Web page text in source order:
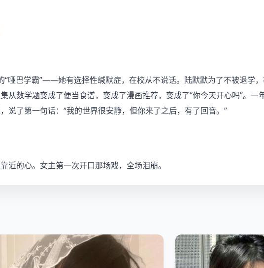
哑巴学霸”——她有选择性缄默症，在校从不说话。陆默默为了不被退学，
数学题变成了便当食谱，变成了漫画推荐，变成了“你今天开心吗”。一
了第一句话：“我的世界很安静，但你来了之后，有了回音。”
近的心。女主第一次开口那场戏，全场泪崩。